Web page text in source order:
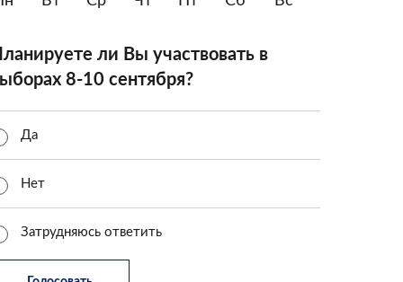
ли Вы участвовать в
8-10 сентября?
Да
Нет
Затрудняюсь ответить